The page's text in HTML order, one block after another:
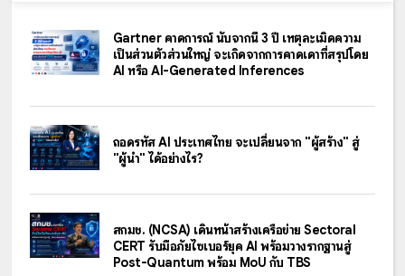
Gartner คาดการณ์ นับจากนี้ 3 ปี เหตุละเมิดความ
เป็นส่วนตัวส่วนใหญ่ จะเกิดจากการคาดเดาที่สรุปโดย
AI หรือ AI-Generated Inferences
ถอดรหัส AI ประเทศไทย จะเปลี่ยนจาก "ผู้สร้าง" สู่
"ผู้นำ" ได้อย่างไร?
สกมช. (NCSA) เดินหน้าสร้างเครือข่าย Sectoral
CERT รับมือภัยไซเบอร์ยุค AI พร้อมวางรากฐานสู่
Post-Quantum พร้อม MoU กับ TBS